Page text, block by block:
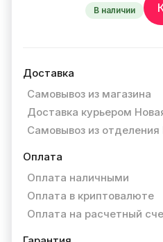
В наличии
Доставка
Самовывоз из магазина
Доставка курьером
Самовывоз из
Оплата
Оплата наличными
Оплата в криптовалюте
Оплата на расчетный